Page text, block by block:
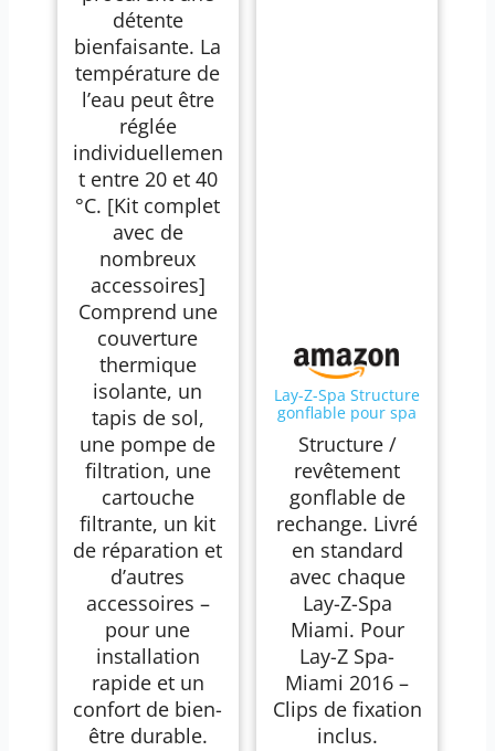
détente
bienfaisante. La
température de
l’eau peut être
réglée
individuellemen
t entre 20 et 40
°C. [Kit complet
avec de
nombreux
accessoires]
Comprend une
couverture
thermique
isolante, un
tapis de sol,
une pompe de
filtration, une
cartouche
filtrante, un kit
de réparation et
d’autres
accessoires –
pour une
installation
rapide et un
confort de bien-
être durable.
Lay-Z-Spa Structure
gonflable pour spa
Structure /
revêtement
gonflable de
rechange. Livré
en standard
avec chaque
Lay-Z-Spa
Miami. Pour
Lay-Z Spa-
Miami 2016 –
Clips de fixation
inclus.